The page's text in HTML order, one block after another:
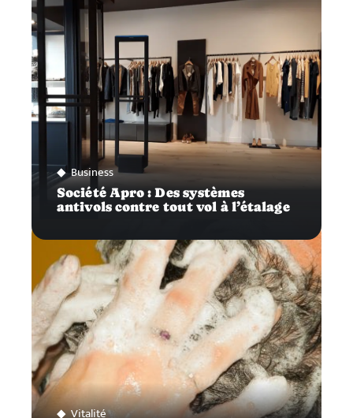
Business
Société Apro : Des systèmes
antivols contre tout vol à l’étalage
Vitalité